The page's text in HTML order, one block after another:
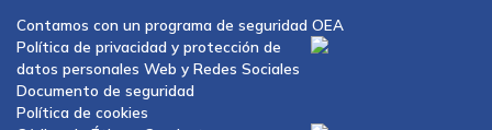
Contamos con un programa de seguridad OEA
Política de privacidad y protección de
datos personales Web y Redes Sociales
Documento de seguridad
Política de cookies